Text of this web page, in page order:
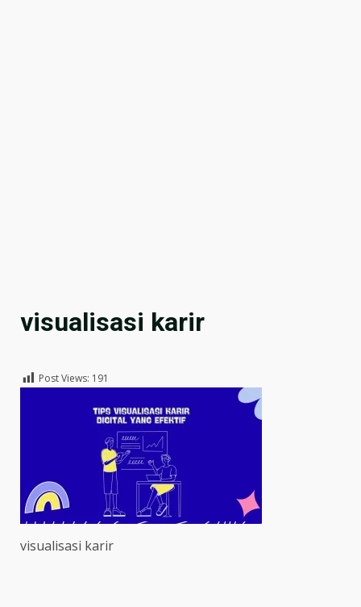
visualisasi karir
Post Views: 191
visualisasi karir